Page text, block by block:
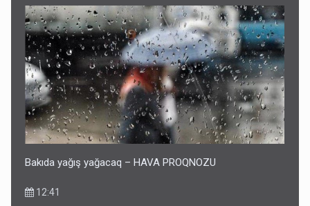
Bakıda yağış yağacaq – HAVA PROQNOZU
12:41